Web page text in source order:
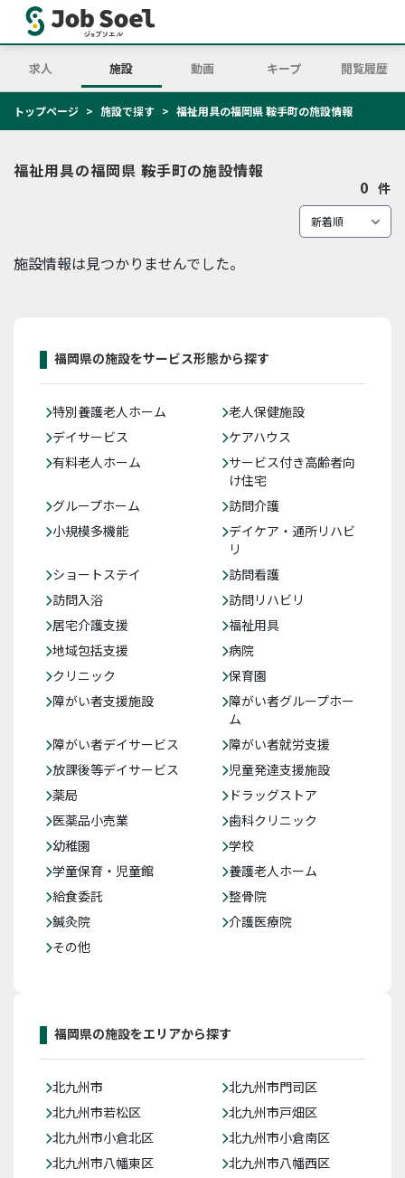
求人 施設 動画 キープ 閲覧履歴
トップページ 施設で探す 福祉用具の福岡県 鞍手町の施設情報
福祉用具の福岡県 鞍手町の施設情報
0 件
施設情報は見つかりませんでした。
福岡県の施設をサービス形態から探す
特別養護老人ホーム
老人保健施設
デイサービス
ケアハウス
有料老人ホーム
サービス付き高齢者向
け住宅
グループホーム
訪問介護
小規模多機能
デイケア・通所リハビ
リ
ショートステイ
訪問看護
訪問入浴
訪問リハビリ
居宅介護支援
福祉用具
地域包括支援
病院
クリニック
保育園
障がい者支援施設
障がい者グループホー
ム
障がい者デイサービス
障がい者就労支援
放課後等デイサービス
児童発達支援施設
薬局
ドラッグストア
医薬品小売業
歯科クリニック
幼稚園
学校
学童保育・児童館
養護老人ホーム
給食委託
整骨院
鍼灸院
介護医療院
その他
福岡県の施設をエリアから探す
北九州市
北九州市門司区
北九州市若松区
北九州市戸畑区
北九州市小倉北区
北九州市小倉南区
北九州市八幡東区
北九州市八幡西区